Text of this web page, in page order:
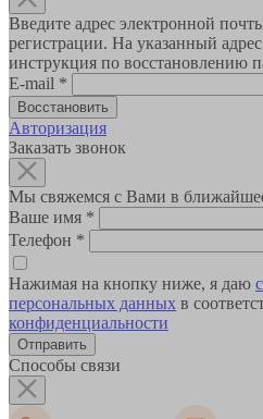
Введите адрес электронной
регистрации. На указанный адрес
инструкция по восстановлению
E-mail *
Авторизация
Заказать звонок
Мы свяжемся с Вами в
Ваше имя *
Телефон *
Нажимая на кнопку ниже, я даю
персональных данных в
конфиденциальности
Способы связи